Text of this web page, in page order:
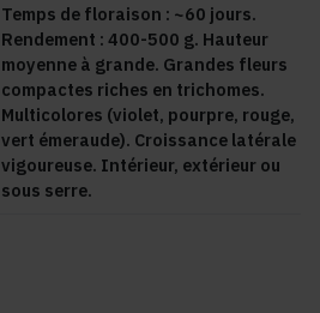
Temps de floraison : ~60 jours.
Rendement : 400-500 g. Hauteur
moyenne à grande. Grandes fleurs
compactes riches en trichomes.
Multicolores (violet, pourpre, rouge,
vert émeraude). Croissance latérale
vigoureuse. Intérieur, extérieur ou
sous serre.